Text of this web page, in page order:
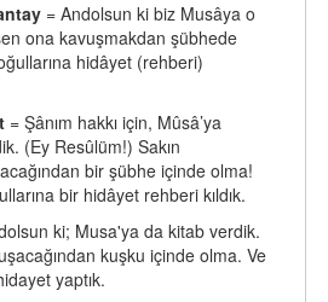
= Andolsun ki biz Musâya o
ona kavuşmakdan şübhede
hidâyet (rehberi)
= Şânım hakkı için, Mûsâ’ya
(Ey Resûlüm!) Sakın
bir şübhe içinde olma!
bir hidâyet rehberi kıldık.
ki; Musa'ya da kitab verdik.
kuşku içinde olma. Ve
yaptık.